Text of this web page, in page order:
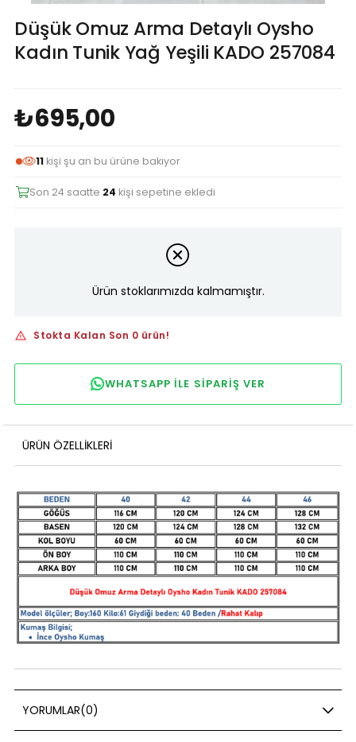
Düşük Omuz Arma Detaylı Oysho
Kadın Tunik Yağ Yeşili KADO 257084
₺695,00
11 kişi şu an bu ürüne bakıyor
Son 24 saatte 24 kişi sepetine ekledi
Ürün stoklarımızda kalmamıştır.
Stokta Kalan Son 0 ürün!
WHATSAPP ILE SIPARIŞ VER
ÜRÜN ÖZELLIKLERI
YORUMLAR(0)